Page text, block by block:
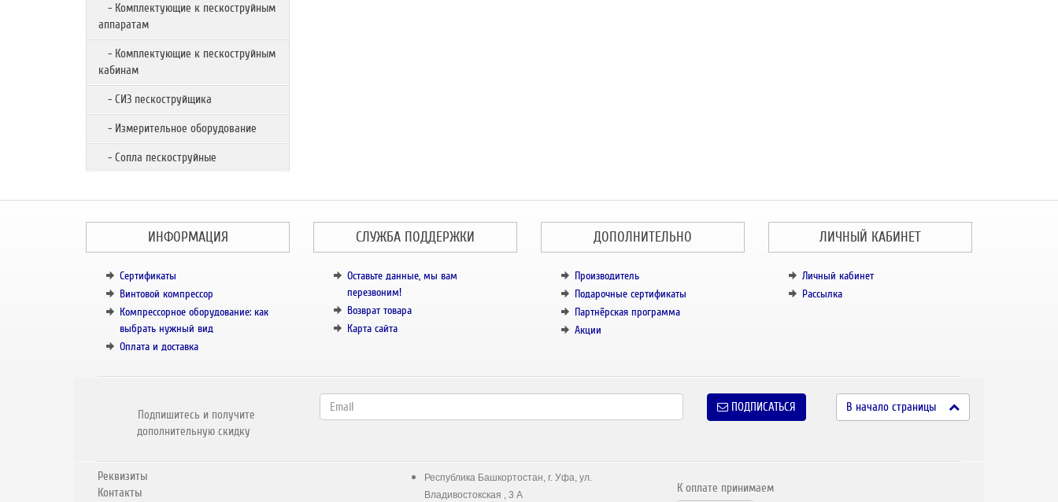
- Комплектующие к пескоструйным
аппаратам
- Комплектующие к пескоструйным
кабинам
- СИЗ пескоструйщика
- Измерительное оборудование
- Сопла пескоструйные
ИНФОРМАЦИЯ
Сертификаты
Винтовой компрессор
Компрессорное оборудование: как
выбрать нужный вид
Оплата и доставка
СЛУЖБА ПОДДЕРЖКИ
Оставьте данные, мы вам
перезвоним!
Возврат товара
Карта сайта
ДОПОЛНИТЕЛЬНО
Производитель
Подарочные сертификаты
Партнёрская программа
Акции
ЛИЧНЫЙ КАБИНЕТ
Личный кабинет
Рассылка
Подпишитесь и получите
дополнительную скидку
ПОДПИСАТЬСЯ В начало страницы
Реквизиты
Контакты
Республика Башкортостан, г. Уфа, ул.
Владивостокская , 3 А
К оплате принимаем